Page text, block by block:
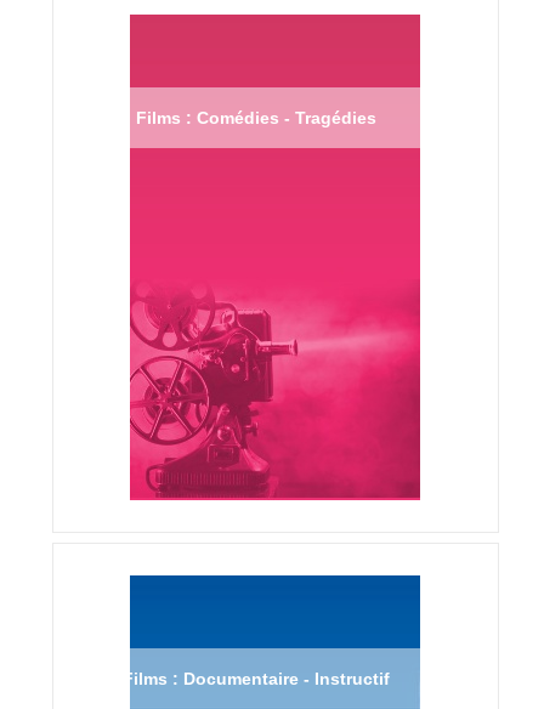
Films : Comédies - Tragédies
Films : Documentaire - Instructif